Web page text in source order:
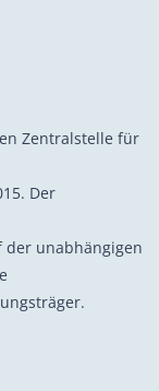
Zentralstelle für
Der
der unabhängigen